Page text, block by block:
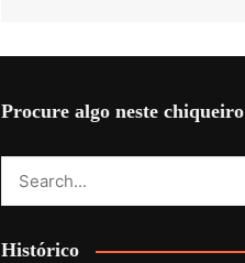
Procure algo neste chiqueiro
Histórico